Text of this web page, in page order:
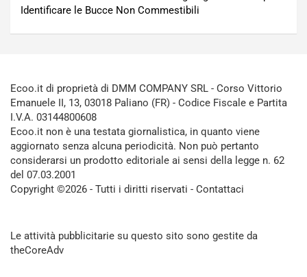
Identificare le Bucce Non Commestibili
Ecoo.it di proprietà di DMM COMPANY SRL - Corso Vittorio
Emanuele II, 13, 03018 Paliano (FR) - Codice Fiscale e Partita
I.V.A. 03144800608
Ecoo.it non è una testata giornalistica, in quanto viene
aggiornato senza alcuna periodicità. Non può pertanto
considerarsi un prodotto editoriale ai sensi della legge n. 62
del 07.03.2001
Copyright ©2026 - Tutti i diritti riservati - Contattaci
Le attività pubblicitarie su questo sito sono gestite da
theCoreAdv